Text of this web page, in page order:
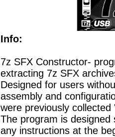
Info:
7z SFX Constructor-
extracting 7z SFX
Designed for users
assembly and
were previously collected
The program is
any instructions at the